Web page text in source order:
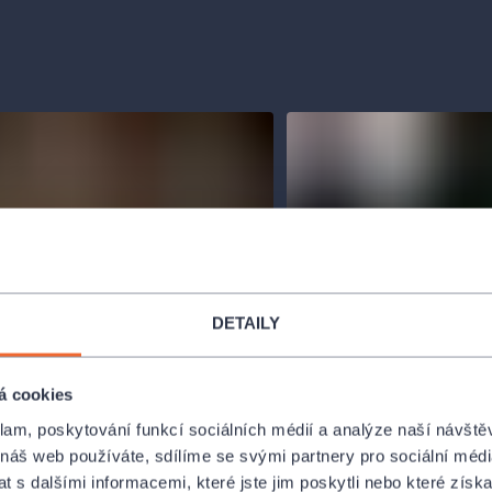
DETAILY
cookies
poskytování funkcí sociálních médií a analýze naší
web používáte, sdílíme se svými partnery pro sociální
s dalšími informacemi, které jste jim poskytli nebo které